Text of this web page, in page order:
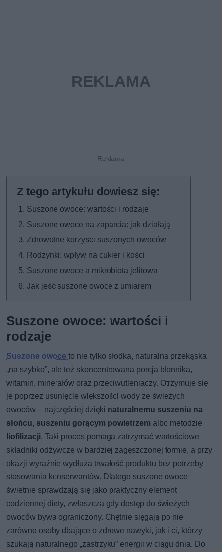
Suszone owoce: wartości i rodzaje
Suszone owoce na zaparcia: jak działają
Zdrowotne korzyści suszonych owoców
Rodzynki: wpływ na cukier i kości
Suszone owoce a mikrobiota jelitowa
Jak jeść suszone owoce z umiarem
Suszone owoce: wartości i
rodzaje
Suszone owoceto nie tylko słodka, naturalna przekąska
„na szybko”, ale też skoncentrowana porcja błonnika,
witamin, minerałów oraz przeciwutleniaczy. Otrzymuje się
je poprzez usunięcie większości wody ze świeżych
owoców – najczęściej dzięki naturalnemu suszeniu na
słońcu, suszeniu gorącym powietrzem albo metodzie
liofilizacji. Taki proces pomaga zatrzymać wartościowe
składniki odżywcze w bardziej zagęszczonej formie, a przy
okazji wyraźnie wydłuża trwałość produktu bez potrzeby
stosowania konserwantów. Dlatego suszone owoce
świetnie sprawdzają się jako praktyczny element
codziennej diety, zwłaszcza gdy dostęp do świeżych
owoców bywa ograniczony. Chętnie sięgają po nie
zarówno osoby dbające o zdrowe nawyki, jak i ci, którzy
szukają naturalnego „zastrzyku” energii w ciągu dnia. Do